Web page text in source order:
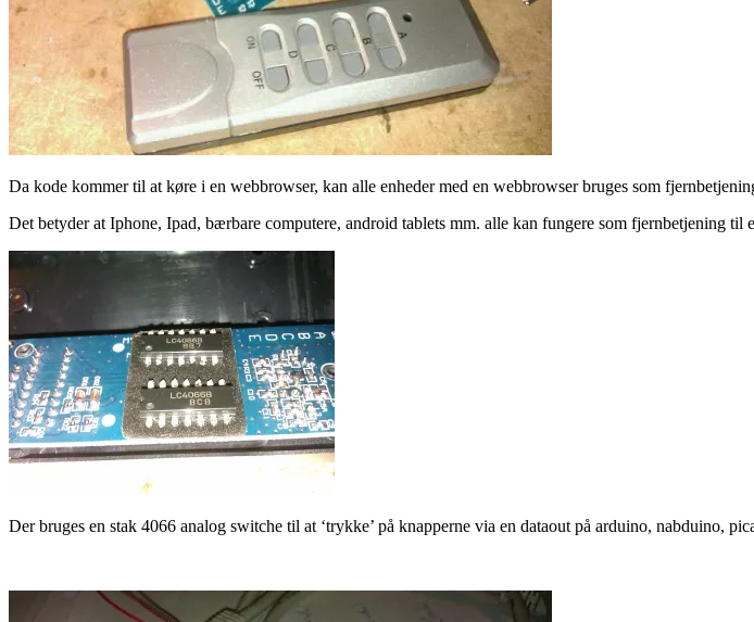
Da kode kommer til at køre i en webbrowser, kan alle enheder med en webbrowser bruges som
Det betyder at Iphone, Ipad, bærbare computere, android tablets mm. alle kan fungere som fjernbetjening til
Der bruges en stak 4066 analog switche til at ‘trykke’ på knapperne via en dataout på arduino, nabduino,